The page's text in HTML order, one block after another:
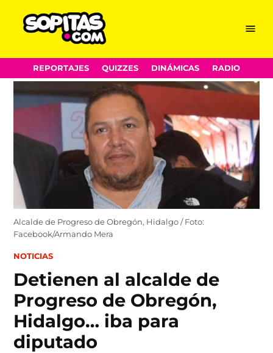
Skip
to
content
Menu
REPORTAJES QUIZZES DINÁMICAS RADIO
Alcalde de Progreso de Obregón, Hidalgo / Foto:
Facebook/Armando Mera
POSTED
NOTICIAS
Detienen al alcalde de
Progreso de Obregón,
Hidalgo… iba para
diputado